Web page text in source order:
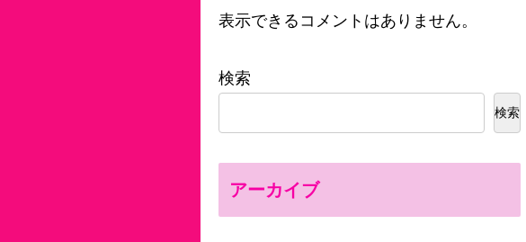
表示できるコメントはありません。
検索
検索
アーカイブ